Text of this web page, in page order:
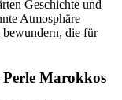
Geschichte und
Atmosphäre
bewundern, die für
Perle Marokkos